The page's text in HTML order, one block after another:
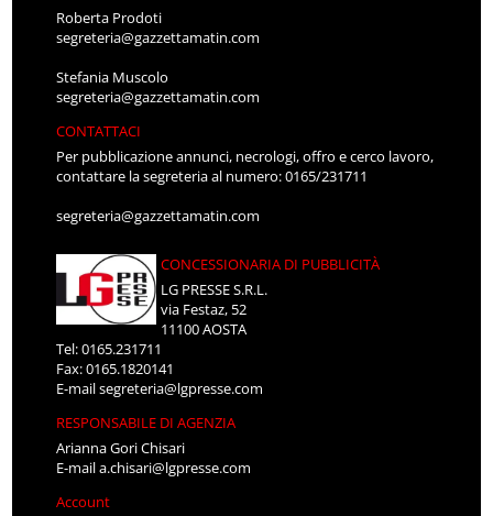
Roberta Prodoti
segreteria@gazzettamatin.com
Stefania Muscolo
segreteria@gazzettamatin.com
CONTATTACI
Per pubblicazione annunci, necrologi, offro e cerco lavoro,
contattare la segreteria al numero: 0165/231711
segreteria@gazzettamatin.com
CONCESSIONARIA DI PUBBLICITÀ
LG PRESSE S.R.L.
via Festaz, 52
11100 AOSTA
Tel: 0165.231711
Fax: 0165.1820141
E-mailsegreteria@lgpresse.com
RESPONSABILE DI AGENZIA
Arianna Gori Chisari
E-maila.chisari@lgpresse.com
Account